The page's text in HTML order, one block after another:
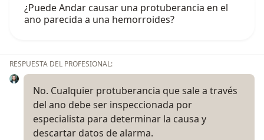
¿Puede Andar causar una protuberancia en el
ano parecida a una hemorroides?
RESPUESTA DEL PROFESIONAL:
No. Cualquier protuberancia que sale a través
del ano debe ser inspeccionada por
especialista para determinar la causa y
descartar datos de alarma.